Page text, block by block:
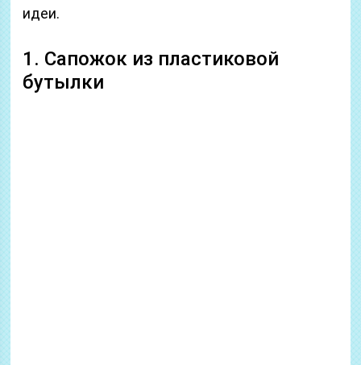
идеи.
1. Сапожок из пластиковой
бутылки